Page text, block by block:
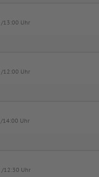
13:00 Uhr
12:00 Uhr
14:00 Uhr
/12:30 Uhr